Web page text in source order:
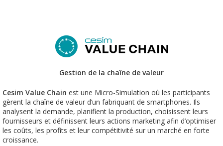
Gestion de la chaîne de valeur
Cesim Value Chain est une Micro-Simulation où les participants
gèrent la chaîne de valeur d’un fabriquant de smartphones. Ils
analysent la demande, planifient la production, choisissent leurs
fournisseurs et définissent leurs actions marketing afin d’optimiser
les coûts, les profits et leur compétitivité sur un marché en forte
croissance.